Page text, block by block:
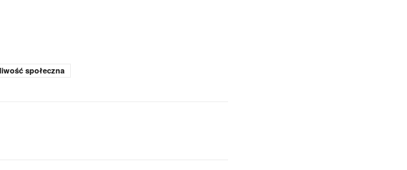
społeczna